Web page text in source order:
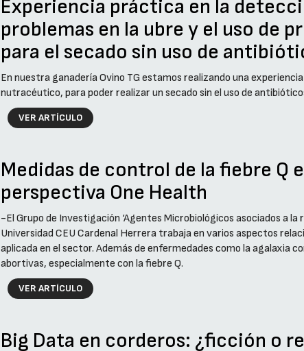
Experiencia práctica en la
problemas en la ubre y el uso de
para el secado sin uso de
En nuestra ganadería Ovino TG estamos realizando una
nutracéutico, para poder realizar un secado sin el uso de
VER ARTÍCULO
Medidas de control de la fiebre Q
perspectiva One Health
-El Grupo de Investigación ‘Agentes Microbiológicos asociados a la
Universidad CEU Cardenal Herrera trabaja en varios aspectos
aplicada en el sector. Además de enfermedades como la agalaxia
abortivas, especialmente con la fiebre Q.
VER ARTÍCULO
Big Data en corderos: ¿ficción o